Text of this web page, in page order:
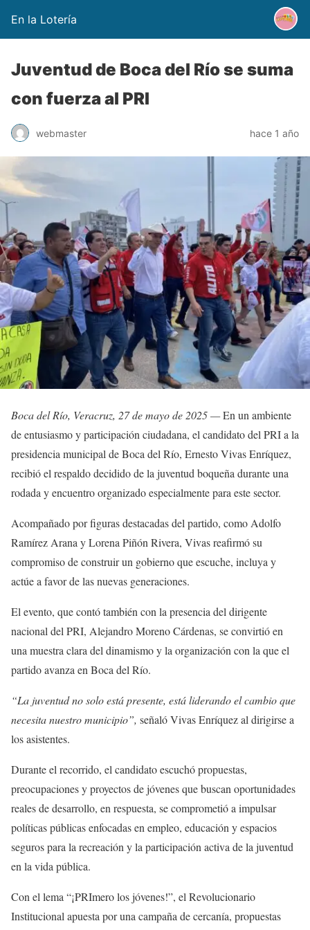
En la Lotería
Juventud de Boca del Río se suma
con fuerza al PRI
webmaster hace 1 año
Boca del Río, Veracruz, 27 de mayo de 2025 —En un ambiente
de entusiasmo y participación ciudadana, el candidato del PRI a la
presidencia municipal de Boca del Río, Ernesto Vivas Enríquez,
recibió el respaldo decidido de la juventud boqueña durante una
rodada y encuentro organizado especialmente para este sector.
Acompañado por figuras destacadas del partido, como Adolfo
Ramírez Arana y Lorena Piñón Rivera, Vivas reafirmó su
compromiso de construir un gobierno que escuche, incluya y
actúe a favor de las nuevas generaciones.
El evento, que contó también con la presencia del dirigente
nacional del PRI, Alejandro Moreno Cárdenas, se convirtió en
una muestra clara del dinamismo y la organización con la que el
partido avanza en Boca del Río.
“La juventud no solo está presente, está liderando el cambio que
necesita nuestro municipio”, señaló Vivas Enríquez al dirigirse a
los asistentes.
Durante el recorrido, el candidato escuchó propuestas,
preocupaciones y proyectos de jóvenes que buscan oportunidades
reales de desarrollo, en respuesta, se comprometió a impulsar
políticas públicas enfocadas en empleo, educación y espacios
seguros para la recreación y la participación activa de la juventud
en la vida pública.
Con el lema “¡PRImero los jóvenes!”, el Revolucionario
Institucional apuesta por una campaña de cercanía, propuestas